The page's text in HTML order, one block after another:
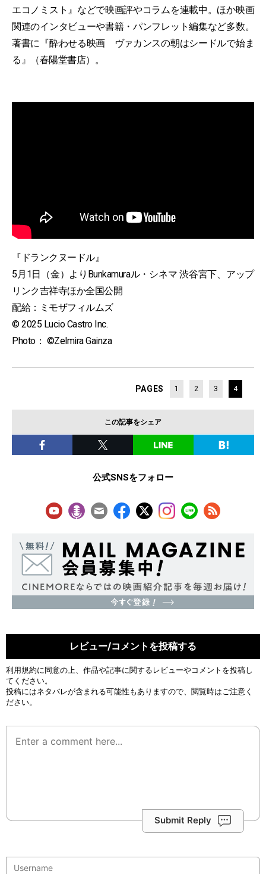
エコノミスト』などで映画評やコラムを連載中。ほか映画
関連のインタビューや書籍・パンフレット編集など多数。
著書に『酔わせる映画 ヴァカンスの朝はシードルで始ま
る』（春陽堂書店）。
『ドランクヌードル』
5月1日（金）よりBunkamuraル・シネマ 渋谷宮下、アップ
リンク吉祥寺ほか全国公開
配給：ミモザフィルムズ
© 2025 Lucio Castro Inc.
Photo： ©︎Zelmira Gainza
PAGES 1 2 3 4
この記事をシェア
公式SNSをフォロー
レビュー/コメントを投稿する
利用規約に同意の上、作品や記事に関するレビューやコメントを投稿し
てください。
投稿にはネタバレが含まれる可能性もありますので、閲覧時はご注意く
ださい。
Submit Reply